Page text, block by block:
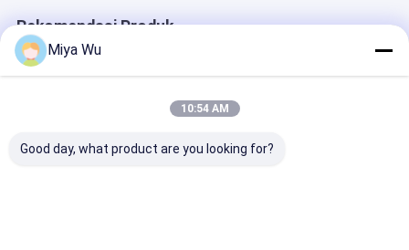
Rekomendasi Produk
Miya Wu
10:54 AM
Good day, what product are you looking for?